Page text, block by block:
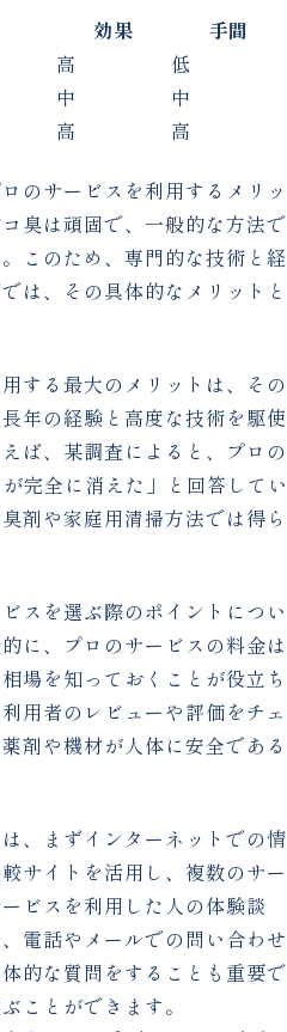
効果
手間
高
低
中
中
高
高
のサービスを利用するメリッ
臭は頑固で、一般的な方法で
このため、専門的な技術と経
は、その具体的なメリットと
する最大のメリットは、その
年の経験と高度な技術を駆使
ば、某調査によると、プロの
完全に消えた」と回答してい
剤や家庭用清掃方法では得ら
スを選ぶ際のポイントについ
に、プロのサービスの料金は
場を知っておくことが役立ち
用者のレビューや評価をチェ
剤や機材が人体に安全である
、まずインターネットでの情
サイトを活用し、複数のサー
ビスを利用した人の体験談
電話やメールでの問い合わせ
的な質問をすることも重要で
ことができます。